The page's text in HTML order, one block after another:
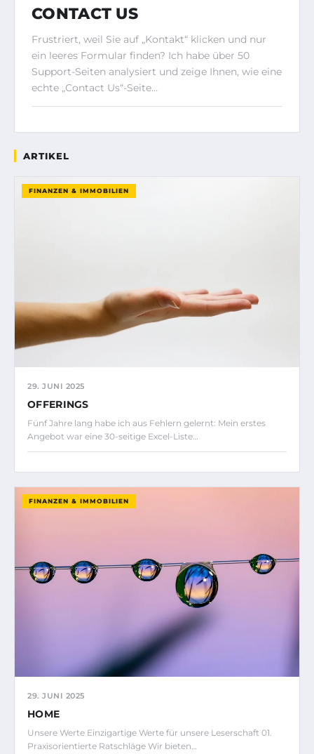
CONTACT US
Frustriert, weil Sie auf „Kontakt“ klicken und nur
ein leeres Formular finden? Ich habe über 50
Support-Seiten analysiert und zeige Ihnen, wie eine
echte „Contact Us“-Seite…
ARTIKEL
FINANZEN & IMMOBILIEN
29. JUNI 2025
OFFERINGS
Fünf Jahre lang habe ich aus Fehlern gelernt: Mein erstes
Angebot war eine 30-seitige Excel-Liste…
FINANZEN & IMMOBILIEN
29. JUNI 2025
HOME
Unsere Werte Einzigartige Werte für unsere Leserschaft 01.
Praxisorientierte Ratschläge Wir bieten…